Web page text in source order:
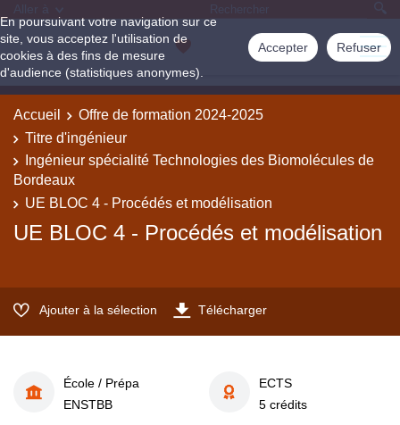
En poursuivant votre navigation sur ce
site, vous acceptez l'utilisation de
cookies à des fins de mesure
d'audience (statistiques anonymes).
Accepter Refuser
Aller à
Accueil
Offre de formation 2024-2025
Titre d'ingénieur
Ingénieur spécialité Technologies des Biomolécules de
Bordeaux
UE BLOC 4 - Procédés et modélisation
UE BLOC 4 - Procédés et modélisation
Ajouter à la sélection Télécharger
École / Prépa
ENSTBB
ECTS
5 crédits